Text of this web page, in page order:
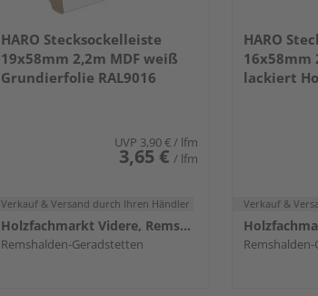
HARO Stecksockelleiste
19x58mm 2,2m MDF weiß
Grundierfolie RAL9016
UVP 3,90 €/ lfm
3,65 € / lfm
Verkauf & Versand durch Ihren Händler
Holzfachmarkt Videre, Remshalden
Remshalden-Geradstetten
HARO
16x58mm
lackiert
Verkauf &